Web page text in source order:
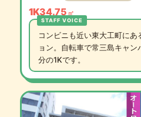
1K34.75 ㎡
コンビニも近い東大工町に
ョン。自転車で常三島キャ
分の1Kです。